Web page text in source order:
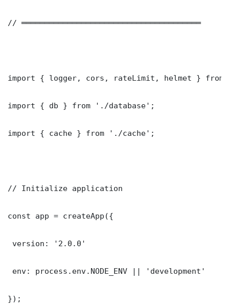
// ═══════════════════════════════════════
import { logger, cors, rateLimit, helmet } from
import { db } from './database';
import { cache } from './cache';
// Initialize application
const app = createApp({
version: '2.0.0'
env: process.env.NODE_ENV || 'development'
});